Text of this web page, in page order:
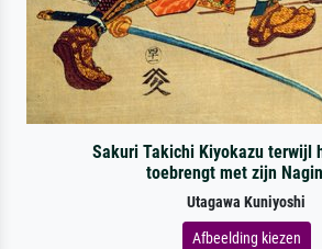
Sakuri Takichi Kiyokazu terwijl
toebrengt met zijn
Utagawa Kuniyoshi
Afbeelding kiezen